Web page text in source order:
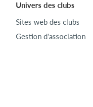
Univers des clubs
Sites web des clubs
Gestion d'association